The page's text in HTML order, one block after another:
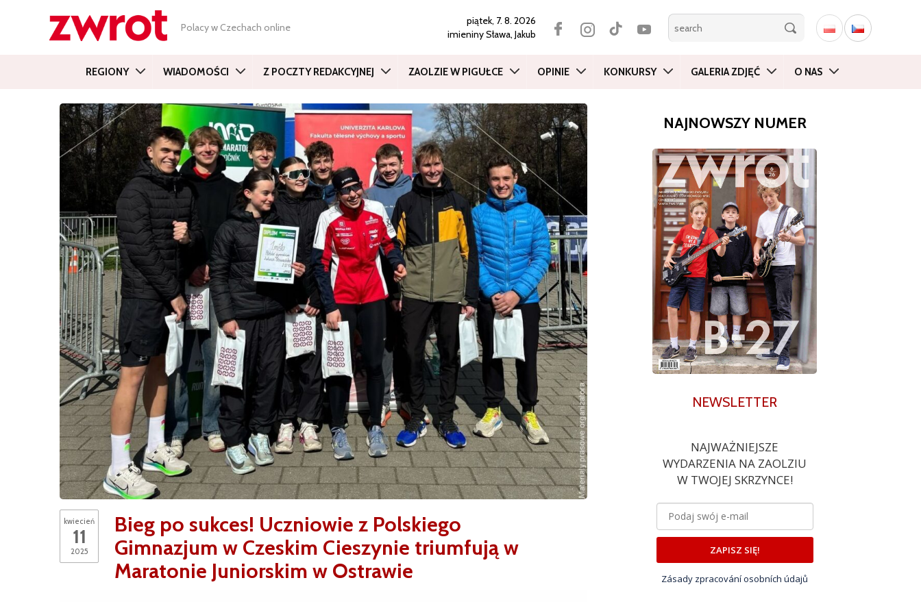
Polacy w Czechach online
piątek, 7. 8. 2026
imieninySława, Jakub
REGIONY WIADOMOŚCI Z POCZTY REDAKCYJNEJ ZAOLZIE W PIGUŁCE OPINIE KONKURSY GALERIA ZDJĘĆ O NAS
kwiecień
11
2025
Bieg po sukces! Uczniowie z Polskiego
Gimnazjum w Czeskim Cieszynie triumfują w
Maratonie Juniorskim w Ostrawie
NAJNOWSZY NUMER
NEWSLETTER
NAJWAŻNIEJSZE
WYDARZENIA NA ZAOLZIU
W TWOJEJ SKRZYNCE!
ZAPISZ SIĘ!
Zásady zpracování osobních údajů